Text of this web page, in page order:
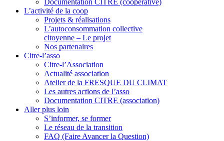
Documentation CITRE (coopérative)
L’activité de la coop
Projets & réalisations
L’autoconsommation collective
citoyenne – Le projet
Nos partenaires
Citre-l’asso
Citre-l’Association
Actualité association
Atelier de la FRESQUE DU CLIMAT
Les autres actions de l’asso
Documentation CITRE (association)
Aller plus loin
S’informer, se former
Le réseau de la transition
FAQ (Faire Avancer la Question)